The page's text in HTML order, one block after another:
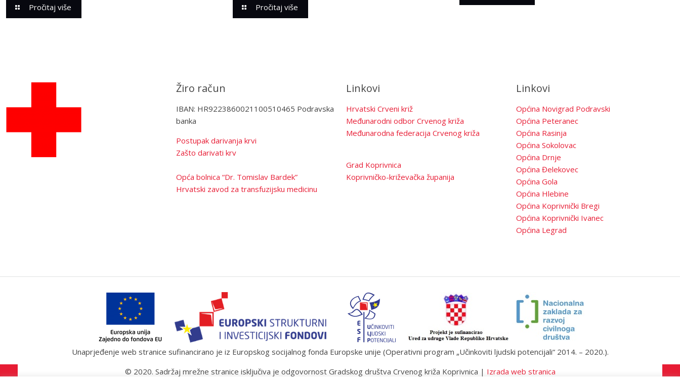
Pročitaj više Pročitaj više
Žiro račun
IBAN: HR9223860021100510465 Podravska
banka
Postupak darivanja krvi
Zašto darivati krv
Opća bolnica “Dr. Tomislav Bardek”
Hrvatski zavod za transfuzijsku medicinu
Linkovi
Hrvatski Crveni križ
Međunarodni odbor Crvenog križa
Međunarodna federacija Crvenog križa
Grad Koprivnica
Koprivničko-križevačka županija
Linkovi
Općina Novigrad Podravski
Općina Peteranec
Općina Rasinja
Općina Sokolovac
Općina Drnje
Općina Đelekovec
Općina Gola
Općina Hlebine
Općina Koprivnički Bregi
Općina Koprivnički Ivanec
Općina Legrad
Unaprjeđenje web stranice sufinancirano je iz Europskog socijalnog fonda Europske unije (Operativni program „Učinkoviti ljudski potencijali“ 2014. – 2020.).
© 2020. Sadržaj mrežne stranice isključiva je odgovornost Gradskog društva Crvenog križa Koprivnica | Izrada web stranica